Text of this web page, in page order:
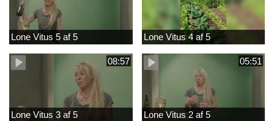
Lone Vitus 5 af 5 Lone Vitus 4 af 5
08:57
Lone Vitus 3 af 5
05:51
Lone Vitus 2 af 5